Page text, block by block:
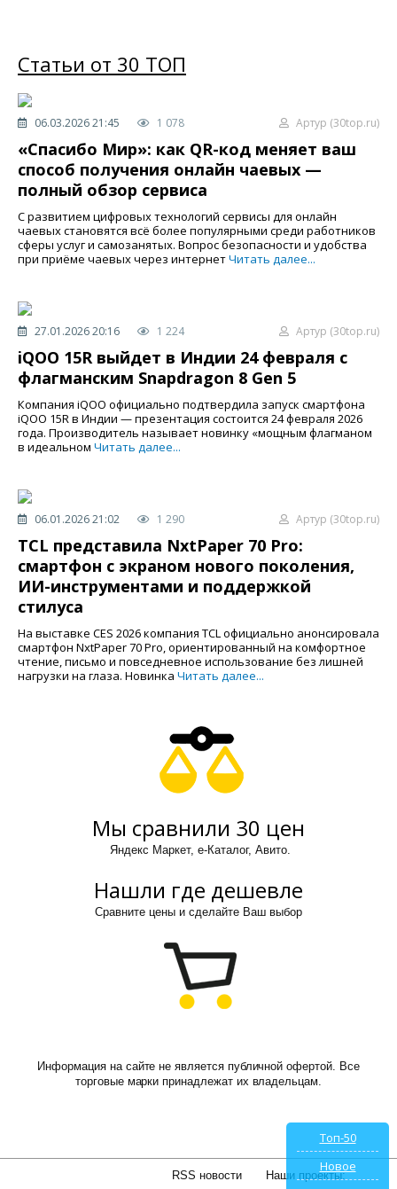
Статьи от 30 ТОП
06.03.2026 21:45 1 078 Артур (30top.ru)
«Спасибо Мир»: как QR-код меняет ваш
способ получения онлайн чаевых —
полный обзор сервиса
С развитием цифровых технологий сервисы для онлайн
чаевых становятся всё более популярными среди работников
сферы услуг и самозанятых. Вопрос безопасности и удобства
при приёме чаевых через интернетЧитать далее...
27.01.2026 20:16 1 224 Артур (30top.ru)
iQOO 15R выйдет в Индии 24 февраля с
флагманским Snapdragon 8 Gen 5
Компания iQOO официально подтвердила запуск смартфона
iQOO 15R в Индии — презентация состоится 24 февраля 2026
года. Производитель называет новинку «мощным флагманом
в идеальном Читать далее...
06.01.2026 21:02 1 290 Артур (30top.ru)
TCL представила NxtPaper 70 Pro:
смартфон с экраном нового поколения,
ИИ-инструментами и поддержкой
стилуса
На выставке CES 2026 компания TCL официально анонсировала
смартфон NxtPaper 70 Pro, ориентированный на комфортное
чтение, письмо и повседневное использование без лишней
нагрузки на глаза. Новинка Читать далее...
Мы сравнили 30 цен
Яндекс Маркет, е-Каталог, Авито.
Нашли где дешевле
Сравните цены и сделайте Ваш выбор
Информация на сайте не является публичной офертой. Все
торговые марки принадлежат их владельцам.
RSS новости
Наши проекты:
Топ-50
Новое